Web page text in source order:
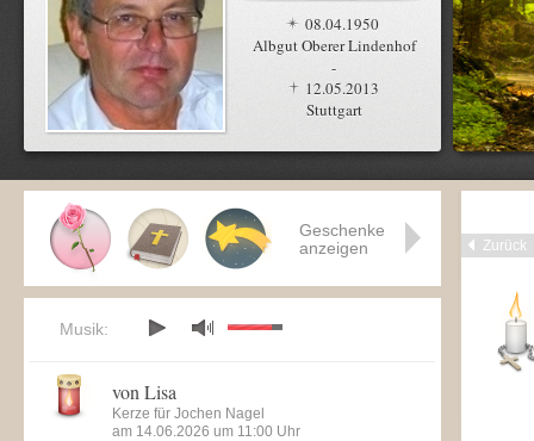
08.04.1950
Albgut Oberer Lindenhof
-
12.05.2013
Stuttgart
Zurück
Geschenke
anzeigen
Musik:
von Lisa
Kerze für Jochen Nagel
am 14.06.2026 um 11:00 Uhr